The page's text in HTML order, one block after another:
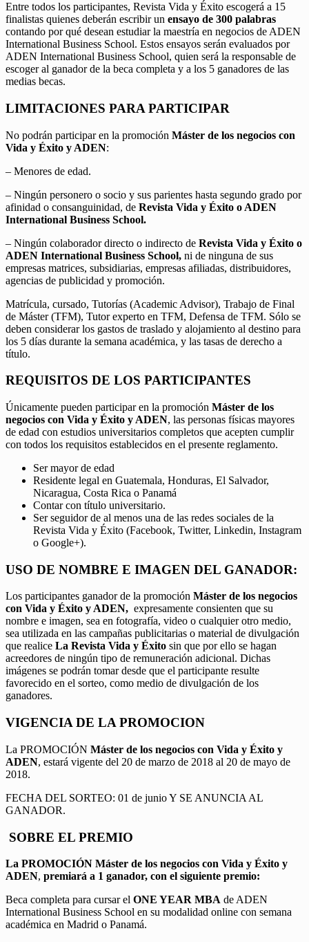
Entre todos los participantes, Revista Vida y Éxito escogerá a 15
finalistas quienes deberán escribir un ensayo de 300 palabras
contando por qué desean estudiar la maestría en negocios de ADEN
International Business School. Estos ensayos serán evaluados por
ADEN International Business School, quien será la responsable de
escoger al ganador de la beca completa y a los 5 ganadores de las
medias becas.
LIMITACIONES PARA PARTICIPAR
No podrán participar en la promoción Máster de los negocios con
Vida y Éxito y ADEN:
– Menores de edad.
– Ningún personero o socio y sus parientes hasta segundo grado por
afinidad o consanguinidad, de Revista Vida y Éxito o ADEN
International Business School.
– Ningún colaborador directo o indirecto de Revista Vida y Éxito o
ADEN International Business School, ni de ninguna de sus
empresas matrices, subsidiarias, empresas afiliadas, distribuidores,
agencias de publicidad y promoción.
Matrícula, cursado, Tutorías (Academic Advisor), Trabajo de Final
de Máster (TFM), Tutor experto en TFM, Defensa de TFM. Sólo se
deben considerar los gastos de traslado y alojamiento al destino para
los 5 días durante la semana académica, y las tasas de derecho a
título.
REQUISITOS DE LOS PARTICIPANTES
Únicamente pueden participar en la promoción Máster de los
negocios con Vida y Éxito y ADEN, las personas físicas mayores
de edad con estudios universitarios completos que acepten cumplir
con todos los requisitos establecidos en el presente reglamento.
Ser mayor de edad
Residente legal en Guatemala, Honduras, El Salvador,
Nicaragua, Costa Rica o Panamá
Contar con título universitario.
Ser seguidor de al menos una de las redes sociales de la
Revista Vida y Éxito (Facebook, Twitter, Linkedin, Instagram
o Google+).
USO DE NOMBRE E IMAGEN DEL GANADOR:
Los participantes ganador de la promoción Máster de los negocios
con Vida y Éxito y ADEN, expresamente consienten que su
nombre e imagen, sea en fotografía, video o cualquier otro medio,
sea utilizada en las campañas publicitarias o material de divulgación
que realice La Revista Vida y Éxito sin que por ello se hagan
acreedores de ningún tipo de remuneración adicional. Dichas
imágenes se podrán tomar desde que el participante resulte
favorecido en el sorteo, como medio de divulgación de los
ganadores.
VIGENCIA DE LA PROMOCION
La PROMOCIÓN Máster de los negocios con Vida y Éxito y
ADEN, estará vigente del 20 de marzo de 2018 al 20 de mayo de
2018.
FECHA DEL SORTEO: 01 de junio Y SE ANUNCIA AL
GANADOR.
SOBRE EL PREMIO
La PROMOCIÓN Máster de los negocios con Vida y Éxito y
ADEN, premiará a 1 ganador, con el siguiente premio:
Beca completa para cursar el ONE YEAR MBA de ADEN
International Business School en su modalidad online con semana
académica en Madrid o Panamá.